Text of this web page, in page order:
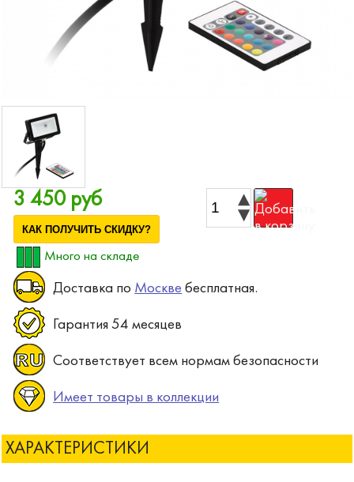
3 450 руб
КАК ПОЛУЧИТЬ СКИДКУ?
Много на складе
Доставка по Москве бесплатная.
Гарантия 54 месяцев
Соответствует всем нормам безопасности
Имеет товары в коллекции
ХАРАКТЕРИСТИКИ